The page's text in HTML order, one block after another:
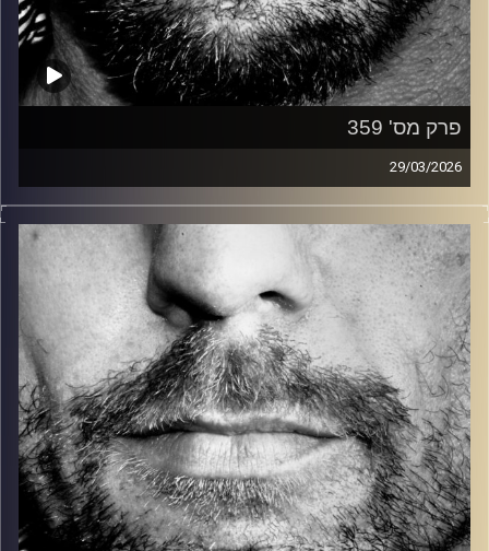
פרק מס' 359
29/03/2026
זיפים, מוזיקה מחוספסת של הופעות חיות. הרבה ג'אם, רוק,
בלוז, bluegrass, ג'אז, Fאנק, פרוגרסיב ואפילו אלקטרוניקה.
כל מה שחי, אמיתי ונושם.
עם שמוליק רגב.
קרדיט תמונות: David Goehring